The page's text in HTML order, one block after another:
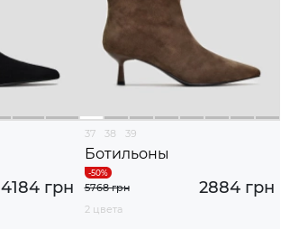
4184 грн
37 38 39
Ботильоны
2884 грн
5768 грн
2 цвета